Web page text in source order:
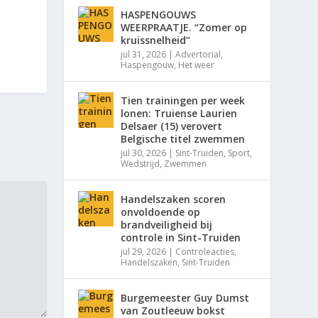
HASPENGOUWS
WEERPRAATJE. “Zomer op
kruissnelheid”
jul 31, 2026 |Advertorial,
Haspengouw, Het weer
Tien trainingen per week
lonen: Truiense Laurien
Delsaer (15) verovert
Belgische titel zwemmen
jul 30, 2026 | Sint-Truiden, Sport,
Wedstrijd, Zwemmen
Handelszaken scoren
onvoldoende op
brandveiligheid bij
controle in Sint-Truiden
jul 29, 2026 | Controleacties,
Handelszaken, Sint-Truiden
Burgemeester Guy Dumst
van Zoutleeuw bokst